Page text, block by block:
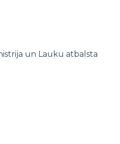
un Lauku atbalsta